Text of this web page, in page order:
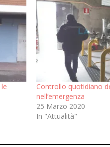
Controllo quotidiano
nell’emergenza
25 Marzo 2020
In "Attualità"